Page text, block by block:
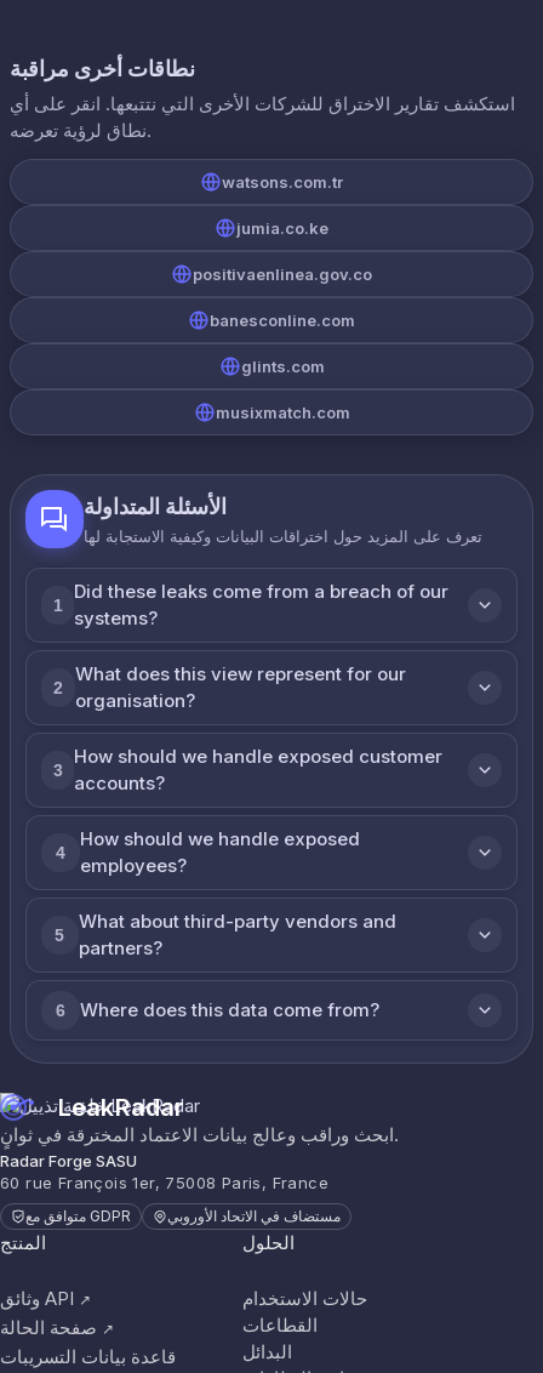
نطاقات أخرى مراقبة
استكشف تقارير الاختراق للشركات الأخرى التي نتتبعها. انقر على أي
نطاق لرؤية تعرضه.
watsons.com.tr
jumia.co.ke
positivaenlinea.gov.co
banesconline.com
glints.com
musixmatch.com
الأسئلة المتداولة
تعرف على المزيد حول اختراقات البيانات وكيفية الاستجابة لها
1
Did these leaks come from a breach of our
systems?
2
What does this view represent for our
organisation?
3
How should we handle exposed customer
accounts?
4
How should we handle exposed
employees?
5
What about third-party vendors and
partners?
6 Where does this data come from?
LeakRadar
ابحث وراقب وعالج بيانات الاعتماد المخترقة في ثوانٍ.
Radar Forge SASU
60 rue François 1er, 75008 Paris, France
متوافق مع GDPR مستضاف في الاتحاد الأوروبي
المنتج
وثائق API ↗
صفحة الحالة ↗
قاعدة بيانات التسريبات
الحلول
حالات الاستخدام
القطاعات
البدائل